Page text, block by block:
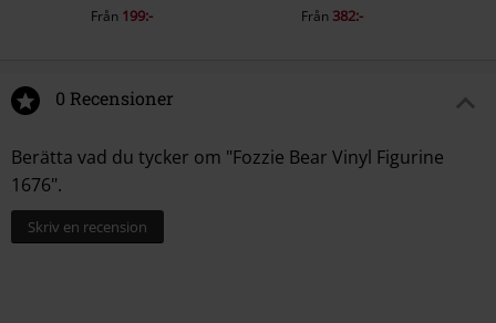
Från 199:-
Från382:-
0 Recensioner
Berätta vad du tycker om "Fozzie Bear Vinyl Figurine
1676".
Skriv en recension